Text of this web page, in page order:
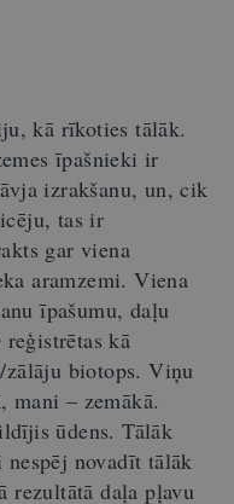
kā rīkoties tālāk.
īpašnieki ir
izrakšanu, un, cik
tas ir
gar viena
aramzemi. Viena
īpašumu, daļu
kā
biotops. Viņu
mani – zemākā.
ūdens. Tālāk
novadīt tālāk
rezultātā daļa pļavu